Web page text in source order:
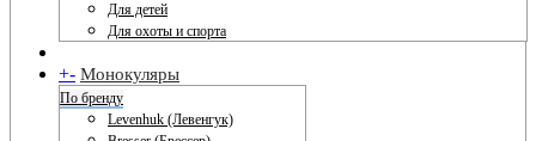
Для детей
Для охоты и спорта
+- Монокуляры
По бренду
Levenhuk (Левенгук)